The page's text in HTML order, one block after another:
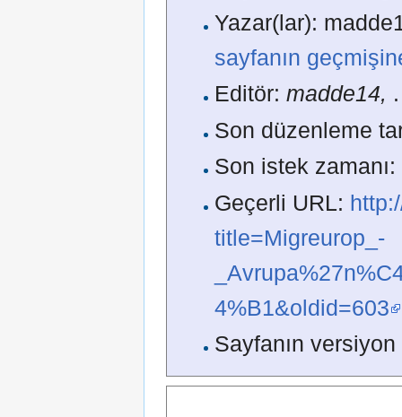
Yazar(lar):
sayfanın
Editör: madde14, .
Son düzenleme
Son istek
Geçerli URL:
title=Migreurop_-
4%B1&oldid=603
Sayfanın